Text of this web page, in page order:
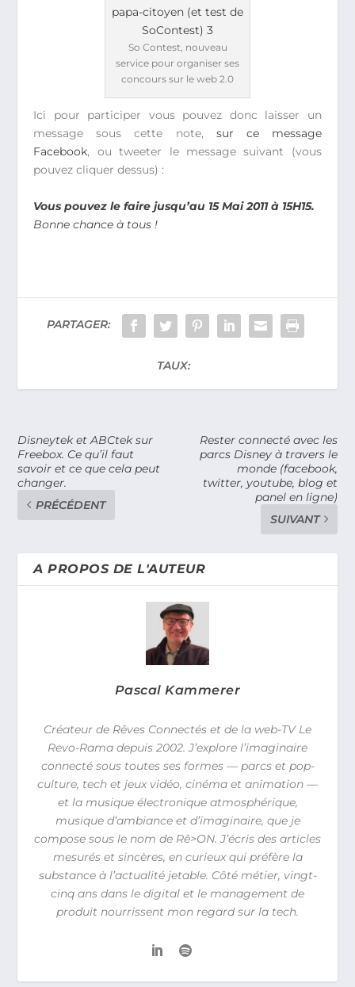
So Contest, nouveau
service pour organiser ses
concours sur le web 2.0
Ici pour participer vous pouvez donc laisser un
message sous cette note, sur ce message
Facebook, ou tweeter le message suivant (vous
pouvez cliquer dessus) :
Vous pouvez le faire jusqu’au 15 Mai 2011 à 15H15.
Bonne chance à tous !
PARTAGER:
TAUX:
Disneytek et ABCtek sur
Freebox. Ce qu’il faut
savoir et ce que cela peut
changer.
PRÉCÉDENT
Rester connecté avec les
parcs Disney à travers le
monde (facebook,
twitter, youtube, blog et
panel en ligne)
SUIVANT
A PROPOS DE L'AUTEUR
Pascal Kammerer
Créateur de Rêves Connectés et de la web-TV Le
Revo-Rama depuis 2002. J’explore l’imaginaire
connecté sous toutes ses formes — parcs et pop-
culture, tech et jeux vidéo, cinéma et animation —
et la musique électronique atmosphérique,
musique d’ambiance et d’imaginaire, que je
compose sous le nom de Rê>ON. J’écris des articles
mesurés et sincères, en curieux qui préfère la
substance à l’actualité jetable. Côté métier, vingt-
cinq ans dans le digital et le management de
produit nourrissent mon regard sur la tech.